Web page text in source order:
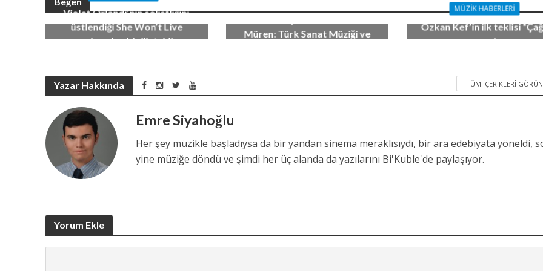
Violet Orlandi’nin solistliğini
üstlendiği She Won’t Live
grubundan bir ilk tekli :
Müren: Türk Sanat Müziği ve
MÜZIK HABERLERI
Özkan Kef’in ilk teklisi
yayında…
Yazar Hakkında TÜM İÇERIKLERI
Emre Siyahoğlu
Her şey müzikle başladıysa da bir yandan sinema meraklısıydı, bir ara edebiyata yöneldi,
yine müziğe döndü ve şimdi her üç alanda da yazılarını Bi'Kuble'de paylaşıyor.
Yorum Ekle